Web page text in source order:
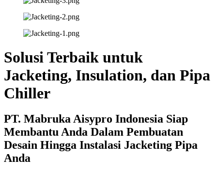
Solusi Terbaik untuk
Jacketing, Insulation, dan Pipa
Chiller
PT. Mabruka Aisypro Indonesia Siap
Membantu Anda Dalam Pembuatan
Desain Hingga Instalasi Jacketing Pipa
Anda ​